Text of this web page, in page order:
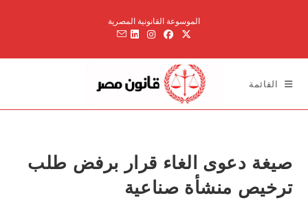
الموسوعة القانونية المصرية
القائمة
صيغة دعوى الغاء قرار برفض طلب
ترخيص منشأة صناعية